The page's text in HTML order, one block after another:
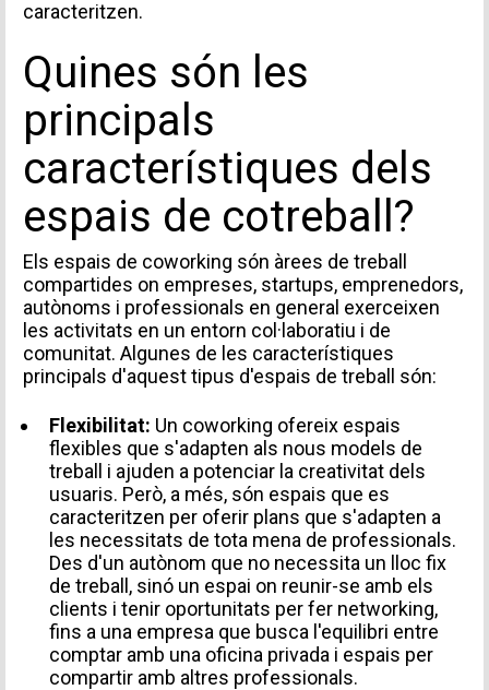
caracteritzen.
Quines són les
principals
característiques dels
espais de cotreball?
Els espais de coworking són àrees de treball
compartides on empreses, startups, emprenedors,
autònoms i professionals en general exerceixen
les activitats en un entorn col·laboratiu i de
comunitat. Algunes de les característiques
principals d'aquest tipus d'espais de treball són:
Flexibilitat: Un coworking ofereix espais
flexibles que s'adapten als nous models de
treball i ajuden a potenciar la creativitat dels
usuaris. Però, a més, són espais que es
caracteritzen per oferir plans que s'adapten a
les necessitats de tota mena de professionals.
Des d'un autònom que no necessita un lloc fix
de treball, sinó un espai on reunir-se amb els
clients i tenir oportunitats per fer networking,
fins a una empresa que busca l'equilibri entre
comptar amb una oficina privada i espais per
compartir amb altres professionals.